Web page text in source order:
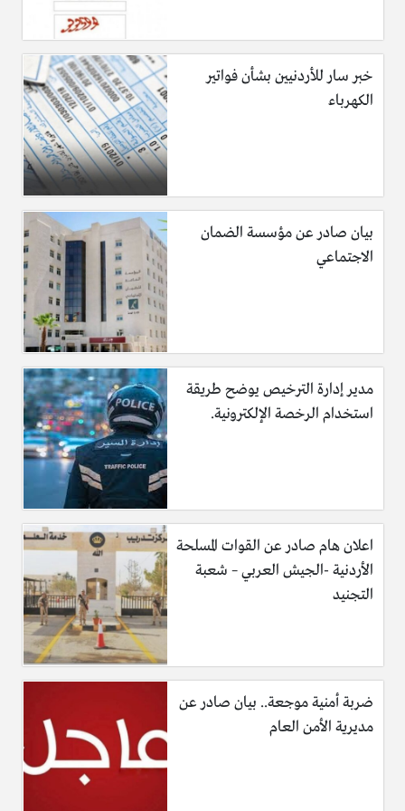
خبر سار للأردنيين بشأن فواتير
الكهرباء
بيان صادر عن مؤسسة الضمان
الاجتماعي
مدير إدارة الترخيص يوضح طريقة
استخدام الرخصة الإلكترونية.
اعلان هام صادر عن القوات المسلحة
الأردنية -الجيش العربي – شعبة
التجنيد
ضربة أمنية موجعة.. بيان صادر عن
مديرية الأمن العام